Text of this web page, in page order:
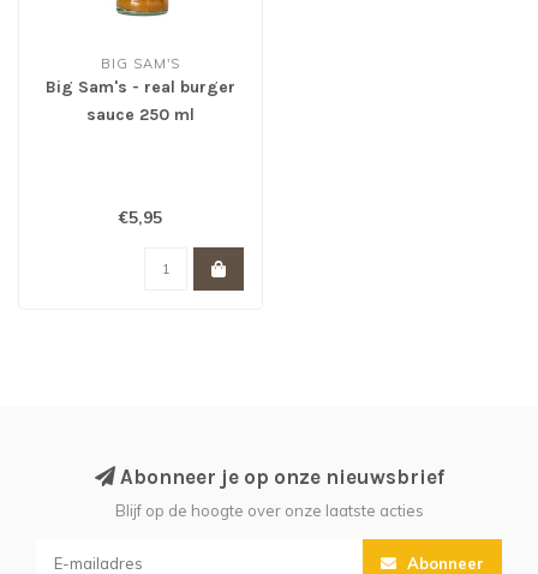
BIG SAM'S
Big Sam's - real burger
sauce 250 ml
€5,95
Abonneer je op onze nieuwsbrief
Blijf op de hoogte over onze laatste acties
Abonneer